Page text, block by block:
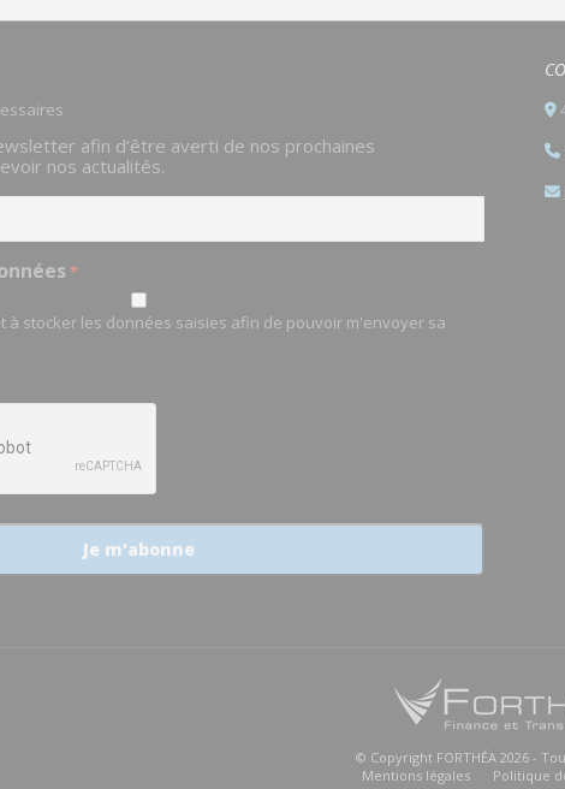
afin d’être averti de nos prochaines
nos actualités.
*
à stocker les données saisies afin de pouvoir m'envoyer sa
© Copyright FORTHÉA 2026 -
Mentions légales
Politique